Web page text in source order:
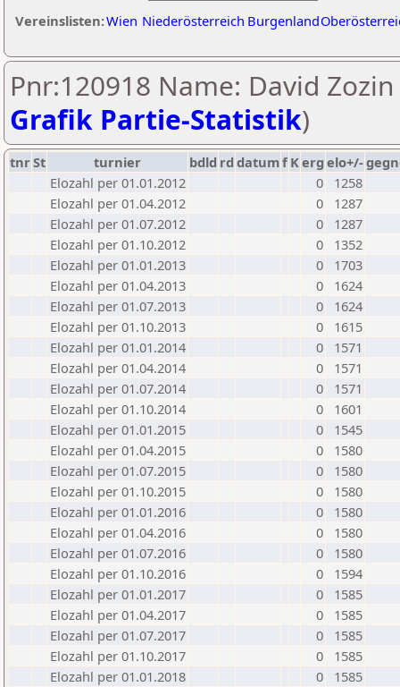
Vereinslisten:Wien Niederösterreich Burgenland
Pnr:120918 Name: David Zozin
Grafik Partie-Statistik)
tnrSt turnier bdld rd datumf Kerg elo+/-
Elozahl per 01.01.2012
0
1258
Elozahl per 01.04.2012
0
1287
Elozahl per 01.07.2012
0
1287
Elozahl per 01.10.2012
0
1352
Elozahl per 01.01.2013
0
1703
Elozahl per 01.04.2013
0
1624
Elozahl per 01.07.2013
0
1624
Elozahl per 01.10.2013
0
1615
Elozahl per 01.01.2014
0
1571
Elozahl per 01.04.2014
0
1571
Elozahl per 01.07.2014
0
1571
Elozahl per 01.10.2014
0
1601
Elozahl per 01.01.2015
0
1545
Elozahl per 01.04.2015
0
1580
Elozahl per 01.07.2015
0
1580
Elozahl per 01.10.2015
0
1580
Elozahl per 01.01.2016
0
1580
Elozahl per 01.04.2016
0
1580
Elozahl per 01.07.2016
0
1580
Elozahl per 01.10.2016
0
1594
Elozahl per 01.01.2017
0
1585
Elozahl per 01.04.2017
0
1585
Elozahl per 01.07.2017
0
1585
Elozahl per 01.10.2017
0
1585
Elozahl per 01.01.2018
0
1585